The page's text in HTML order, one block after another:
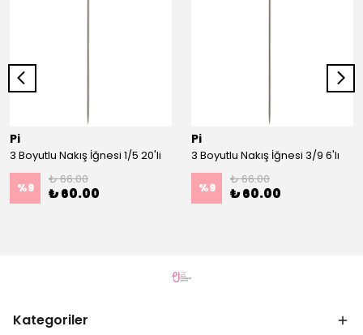
Pi
3 Boyutlu Nakış İğnesi 1/5 20'li
%9
₺ 66.00
₺ 60.00
Pi
3 Boyutlu Nakış İğnesi 3/9 6'lı
%9
₺ 66.00
₺ 60.00
Kategoriler